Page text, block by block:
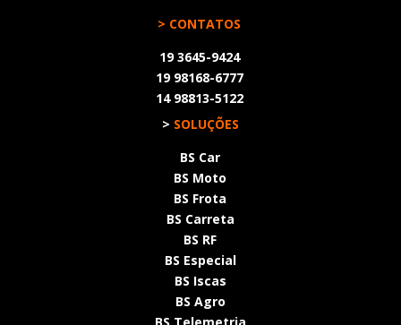
> CONTATOS
19 3645-9424
19 98168-6777
14 98813-5122
> SOLUÇÕES
BS Car
BS Moto
BS Frota
BS Carreta
BS RF
BS Especial
BS Iscas
BS Agro